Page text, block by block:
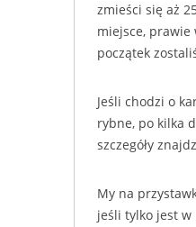
zmieści się aż
miejsce, prawie
początek
Jeśli chodzi o
rybne, po kilka
szczegóły
My na
jeśli tylko jest